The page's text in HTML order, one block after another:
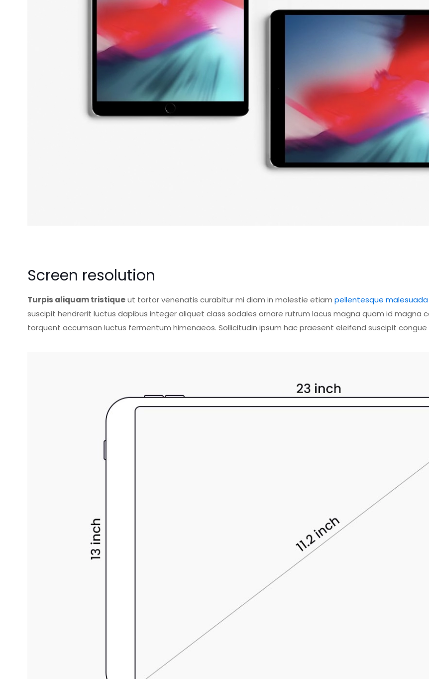
Screen resolution
Turpis aliquam tristiqueut tortor venenatis curabitur mi diam in molestie etiam pellentesque
suscipit hendrerit luctus dapibus integer aliquet class sodales ornare rutrum lacus magna quam id
torquent accumsan luctus fermentum himenaeos. Sollicitudin ipsum hac praesent eleifend suscipit congue